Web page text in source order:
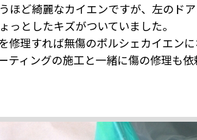
ほど綺麗なカイエンですが、左のド
っとしたキズがついていました。
修理すれば無傷のポルシェカイエン
ティングの施工と一緒に傷の修理も依